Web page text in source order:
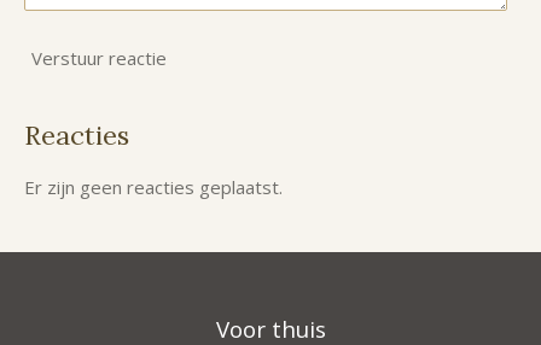
Verstuur reactie
Reacties
Er zijn geen reacties geplaatst.
Voor thuis